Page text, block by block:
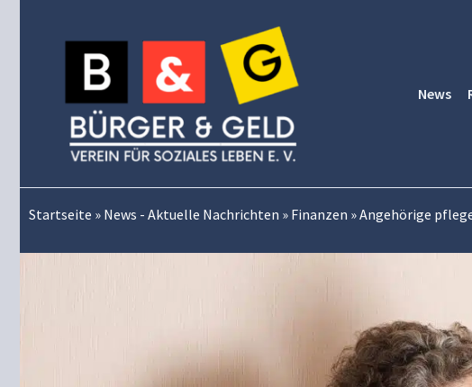
News
Startseite » News - Aktuelle Nachrichten » Finanzen »Angehörige